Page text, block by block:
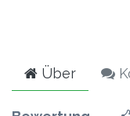
Über